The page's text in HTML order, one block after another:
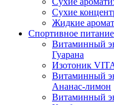
Сухие
Жидкие
Спортивное питание
Витаминный
Гуарана
Изотоник
Витаминный
Ананас-лимон
Витаминный